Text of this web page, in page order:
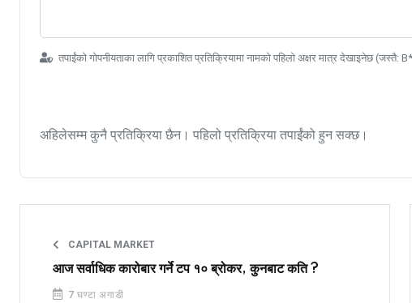
तपाईंको गोपनीयताका लागि प्रकाशित प्रतिक्रियामा नामको पहिलो अक्षर मात्र देखाइनेछ (जस्तै:
अहिलेसम्म कुनै प्रतिक्रिया छैन। पहिलो प्रतिक्रिया तपाईंको हुन सक्छ।
CAPITAL MARKET
आज सर्वाधिक कारोबार गर्ने टप १० ब्रोकर, कुनबाट कति ?
7 घण्टा अगाडी